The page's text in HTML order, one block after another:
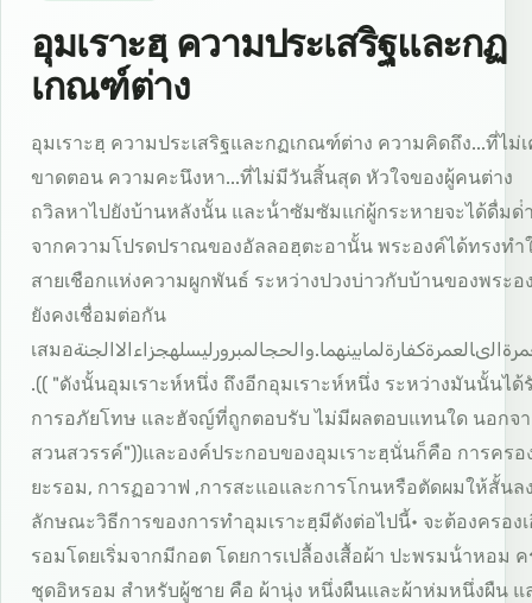
อุมเราะฮฺ ความประเสริฐและกฏ
เกณฑ์ต่าง
อุมเราะฮฺ ความประเสริฐและกฏเกณฑ์ต่าง ความคิดถึง...ที่ไม่
ขาดตอน ความคะนึงหา...ที่ไม่มีวันสิ้นสุด หัวใจของผู้คนต่าง
ถวิลหาไปยังบ้านหลังนั้น และน้ําซัมซัมแก่ผู้กระหายจะได้ดื่มด่ํ
จากความโปรดปราณของอัลลอฮฺตะอานั้น พระองค์ได้ทรงทํา
สายเชือกแห่งความผูกพันธ์ ระหว่างปวงบ่าวกับบ้านของพระอ
ยังคงเชื่อมต่อกัน
เสมอفالعمرةالىالعمرةكفارةلمابينهما.والحجالمبرورليسلهجزاءالاالجنة
.(( "ดังนั้นอุมเราะห์หนึ่ง ถึงอีกอุมเราะห์หนึ่ง ระหว่างมันนั้นได้
การอภัยโทษ และฮัจญ์ที่ถูกตอบรับ ไม่มีผลตอบแทนใด นอกจ
สวนสวรรค์"))และองค์ประกอบของอุมเราะฮฺนั่นก็คือ การครอ
ยะรอม, การฏอวาฟ ,การสะแอและการโกนหรือตัดผมให้สั้นล
ลักษณะวิธีการของการทําอุมเราะฮฺมีดังต่อไปนี้• จะต้องครอง
รอมโดยเริ่มจากมีกอต โดยการเปลื้องเสื้อผ้า ปะพรมน้ําหอม ค
ชุดอิหรอม สําหรับผู้ชาย คือ ผ้านุ่ง หนึ่งผืนและผ้าห่มหนึ่งผืน แ